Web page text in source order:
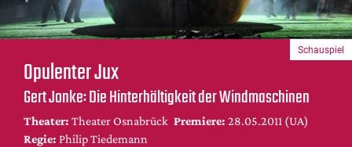
Bühnenwelt
Festivals & Veranstaltungen
Menschen & Theater
Themen
Internationales
Nachrufe
Opulenter Jux
Gert Jonke: Die Hinterhältigkeit der Windmaschinen
Theater: Theater Osnabrück Premiere: 28.05.2011 (UA)
Regie: Philip Tiedemann
Schauspiel